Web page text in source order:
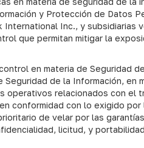
y Protección de Datos
Inc., y subsidiarias
que permitan mitigar la
en materia de Seguridad
de la Información, en
relacionados con el
conformidad con lo exigido
de velar por las
licitud, y